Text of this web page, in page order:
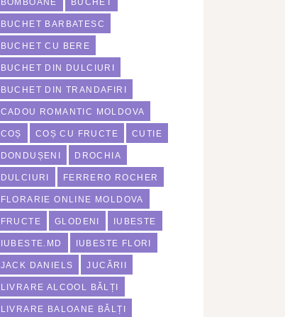
BUCHET BARBATESC
BUCHET CU BERE
BUCHET DIN DULCIURI
BUCHET DIN TRANDAFIRI
CADOU ROMANTIC MOLDOVA
COȘ COȘ CU FRUCTE CUTIE
DONDUȘENI DROCHIA
DULCIURI FERRERO ROCHER
FLORARIE ONLINE MOLDOVA
FRUCTE GLODENI IUBESTE
IUBESTE.MD IUBESTE FLORI
JACK DANIELS JUCĂRII
LIVRARE ALCOOL BĂLȚI
LIVRARE BALOANE BĂLȚI